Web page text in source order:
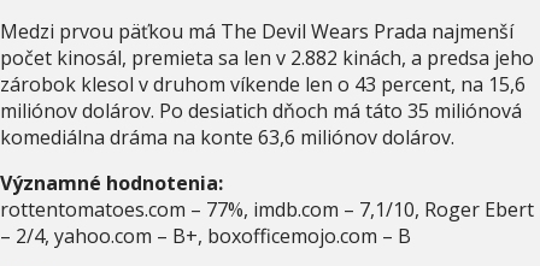
Medzi prvou päťkou má The Devil Wears Prada najmenší
počet kinosál, premieta sa len v 2.882 kinách, a predsa jeho
zárobok klesol v druhom víkende len o 43 percent, na 15,6
miliónov dolárov. Po desiatich dňoch má táto 35 miliónová
komediálna dráma na konte 63,6 miliónov dolárov.
Významné hodnotenia:
rottentomatoes.com – 77%, imdb.com – 7,1/10, Roger Ebert
– 2/4, yahoo.com – B+, boxofficemojo.com – B